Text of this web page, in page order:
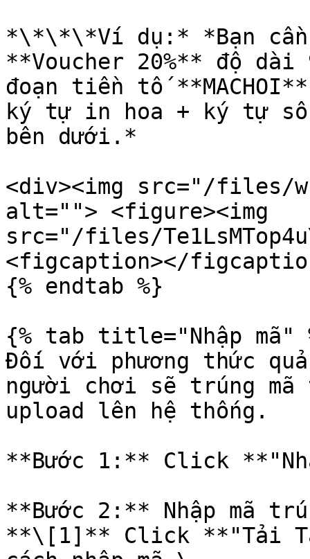
*\*\*\*Ví dụ:* *Bạn cần
**Voucher 20%** độ
đoạn tiền tố
ký tự in hoa + ký tự số
bên dưới.*
<div><img src="/files/
alt=""> <figure><img
src="/files/
<figcaption></
{% endtab %}
{% tab title="Nhập mã"
Đối với phương thức
người chơi sẽ trúng mã
upload lên hệ thống.
**Bước 1:** Click
**Bước 2:** Nhập mã
**\[1]** Click **"Tải